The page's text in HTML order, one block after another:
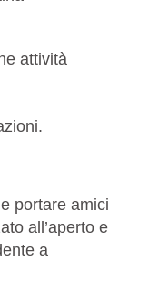
attività
portare amici
all’aperto e
a